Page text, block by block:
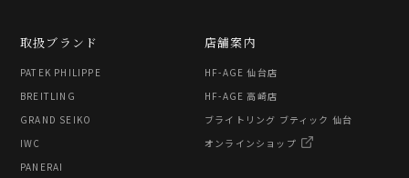
取扱ブランド
PATEK PHILIPPE
BREITLING
GRAND SEIKO
IWC
PANERAI
店舗案内
HF-AGE 仙台店
HF-AGE 高崎店
ブライトリング ブティック 仙台
オンラインショップ